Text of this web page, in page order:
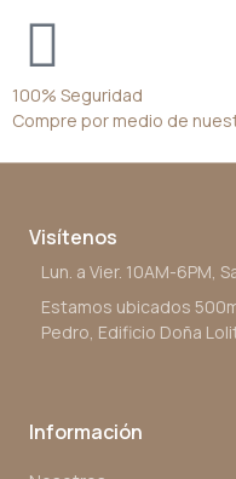
100% Seguridad
Compre por medio de
Visítenos
Lun. a Vier. 10AM-6PM,
Estamos ubicados
Pedro, Edificio Doña
Información